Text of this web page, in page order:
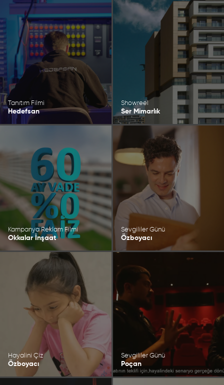
Tanıtım Filmi
Hedefsan
Showreel
Ser Mimarlık
Kampanya Reklam Filmi
Okkalar İnşaat
Sevgililer Günü
Özboyacı
Hayalini Çiz
Özboyacı
Sevgililer Günü
Poçan